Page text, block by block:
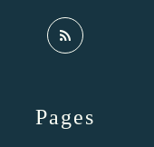
Pages